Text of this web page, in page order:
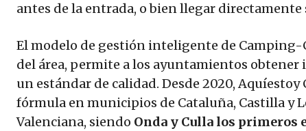
antes de la entrada, o bien llegar directamente
El modelo de gestión inteligente de Camping-
del área, permite a los ayuntamientos obtener
un estándar de calidad. Desde 2020,
fórmula en municipios de Cataluña, Castilla y
Valenciana, siendo Onda y Culla los primeros